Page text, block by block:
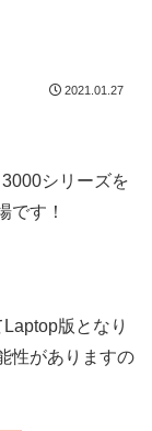
2021.01.27
シリーズを
です！
版となり
性がありますの